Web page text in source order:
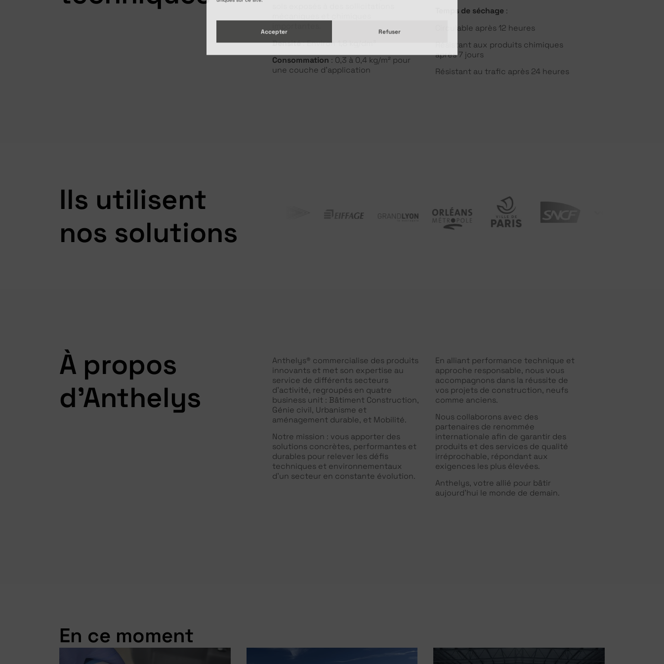
Accepter Refuser
Densité: Environ 1,8 kg/dm³
Consommation : 0,3 à 0,4 kg/m² pour
une couche d’application
Temps de séchage :
Circulable après 12 heures
Résistant aux produits chimiques
après 7 jours
Résistant au trafic après 24 heures
Ils utilisent
nos solutions
À propos
d'Anthelys
Anthelys® commercialise des produits
innovants et met son expertise au
service de différents secteurs
d’activité, regroupés en quatre
business unit : Bâtiment Construction,
Génie civil, Urbanisme et
aménagement durable, et Mobilité.
Notre mission : vous apporter des
solutions concrètes, performantes et
durables pour relever les défis
techniques et environnementaux
d’un secteur en constante évolution.
En alliant performance technique et
approche responsable, nous vous
accompagnons dans la réussite de
vos projets de construction, neufs
comme anciens.
Nous collaborons avec des
partenaires de renommée
internationale afin de garantir des
produits et des services de qualité
irréprochable, répondant aux
exigences les plus élevées.
Anthelys, votre allié pour bâtir
aujourd’hui le monde de demain.
En ce moment